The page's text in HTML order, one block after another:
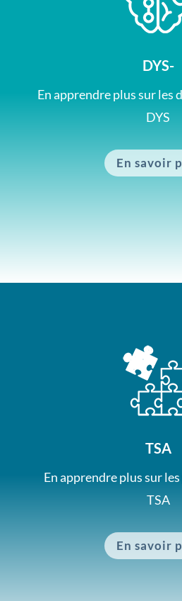
DYS-
En apprendre plus sur
DYS
En savoir
TSA
En apprendre plus sur
TSA
En savoir